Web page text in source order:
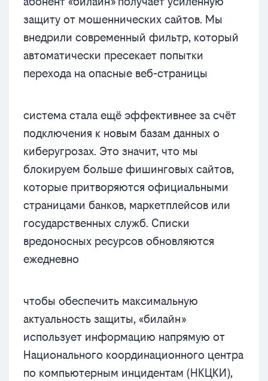
защиту от мошеннических сайтов. Мы
внедрили современный фильтр, который
автоматически пресекает попытки
перехода на опасные веб-страницы
система стала ещё эффективнее за счёт
подключения к новым базам данных о
киберугрозах. Это значит, что мы
блокируем больше фишинговых сайтов,
которые притворяются официальными
страницами банков, маркетплейсов или
государственных служб. Списки
вредоносных ресурсов обновляются
ежедневно
чтобы обеспечить максимальную
актуальность защиты, «билайн»
использует информацию напрямую от
Национального координационного центра
по компьютерным инцидентам (НКЦКИ),